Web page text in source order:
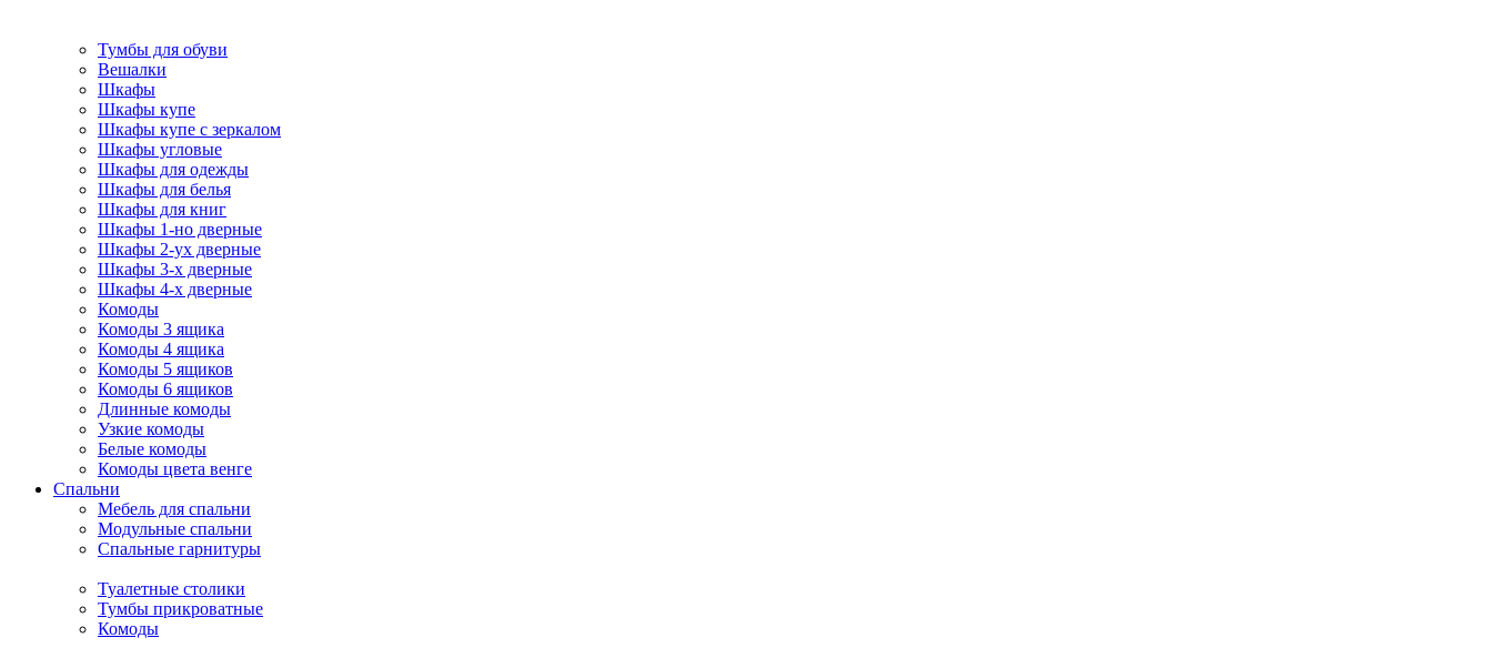
Тумбы для обуви
Вешалки
Шкафы
Шкафы купе
Шкафы купе с зеркалом
Шкафы угловые
Шкафы для одежды
Шкафы для белья
Шкафы для книг
Шкафы 1-но дверные
Шкафы 2-ух дверные
Шкафы 3-х дверные
Шкафы 4-х дверные
Комоды
Комоды 3 ящика
Комоды 4 ящика
Комоды 5 ящиков
Комоды 6 ящиков
Длинные комоды
Узкие комоды
Белые комоды
Комоды цвета венге
Спальни
Мебель для спальни
Модульные спальни
Спальные гарнитуры
Туалетные столики
Тумбы прикроватные
Комоды